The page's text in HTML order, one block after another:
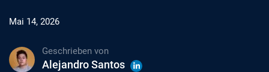
Mai 14, 2026
Geschrieben von
Alejandro Santos